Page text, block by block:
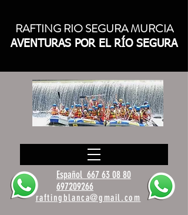
RAFTING RIO SEGURA MURCIA
AVENTURAS POR EL RÍO SEGURA
Español 667 63 08 80
697209266
raftingblanca@gmail.com